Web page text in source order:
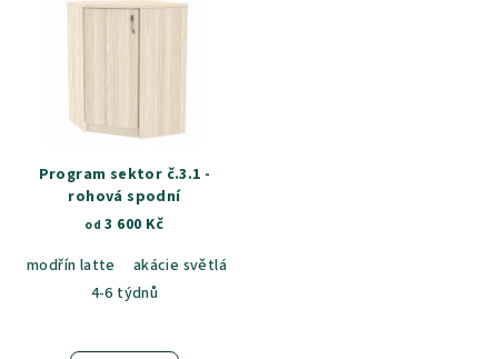
Program sektor č.3.1 -
rohová spodní
od 3 600 Kč
modřín latte
akácie světlá
4-6 týdnů